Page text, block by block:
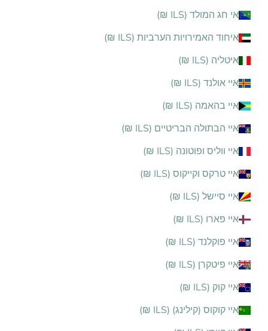
אי חג המולד (ILS ₪)
איחוד האמירויות הערביות (ILS ₪)
איטליה (ILS ₪)
איי אולנד (ILS ₪)
איי בהאמה (ILS ₪)
איי הבתולה הבריטיים (ILS ₪)
איי ווליס ופוטונה (ILS ₪)
איי טרקס וקייקוס (ILS ₪)
איי סיישל (ILS ₪)
איי פארו (ILS ₪)
איי פוקלנד (ILS ₪)
איי פיטקרן (ILS ₪)
איי קוק (ILS ₪)
איי קוקוס (קילינג) (ILS ₪)